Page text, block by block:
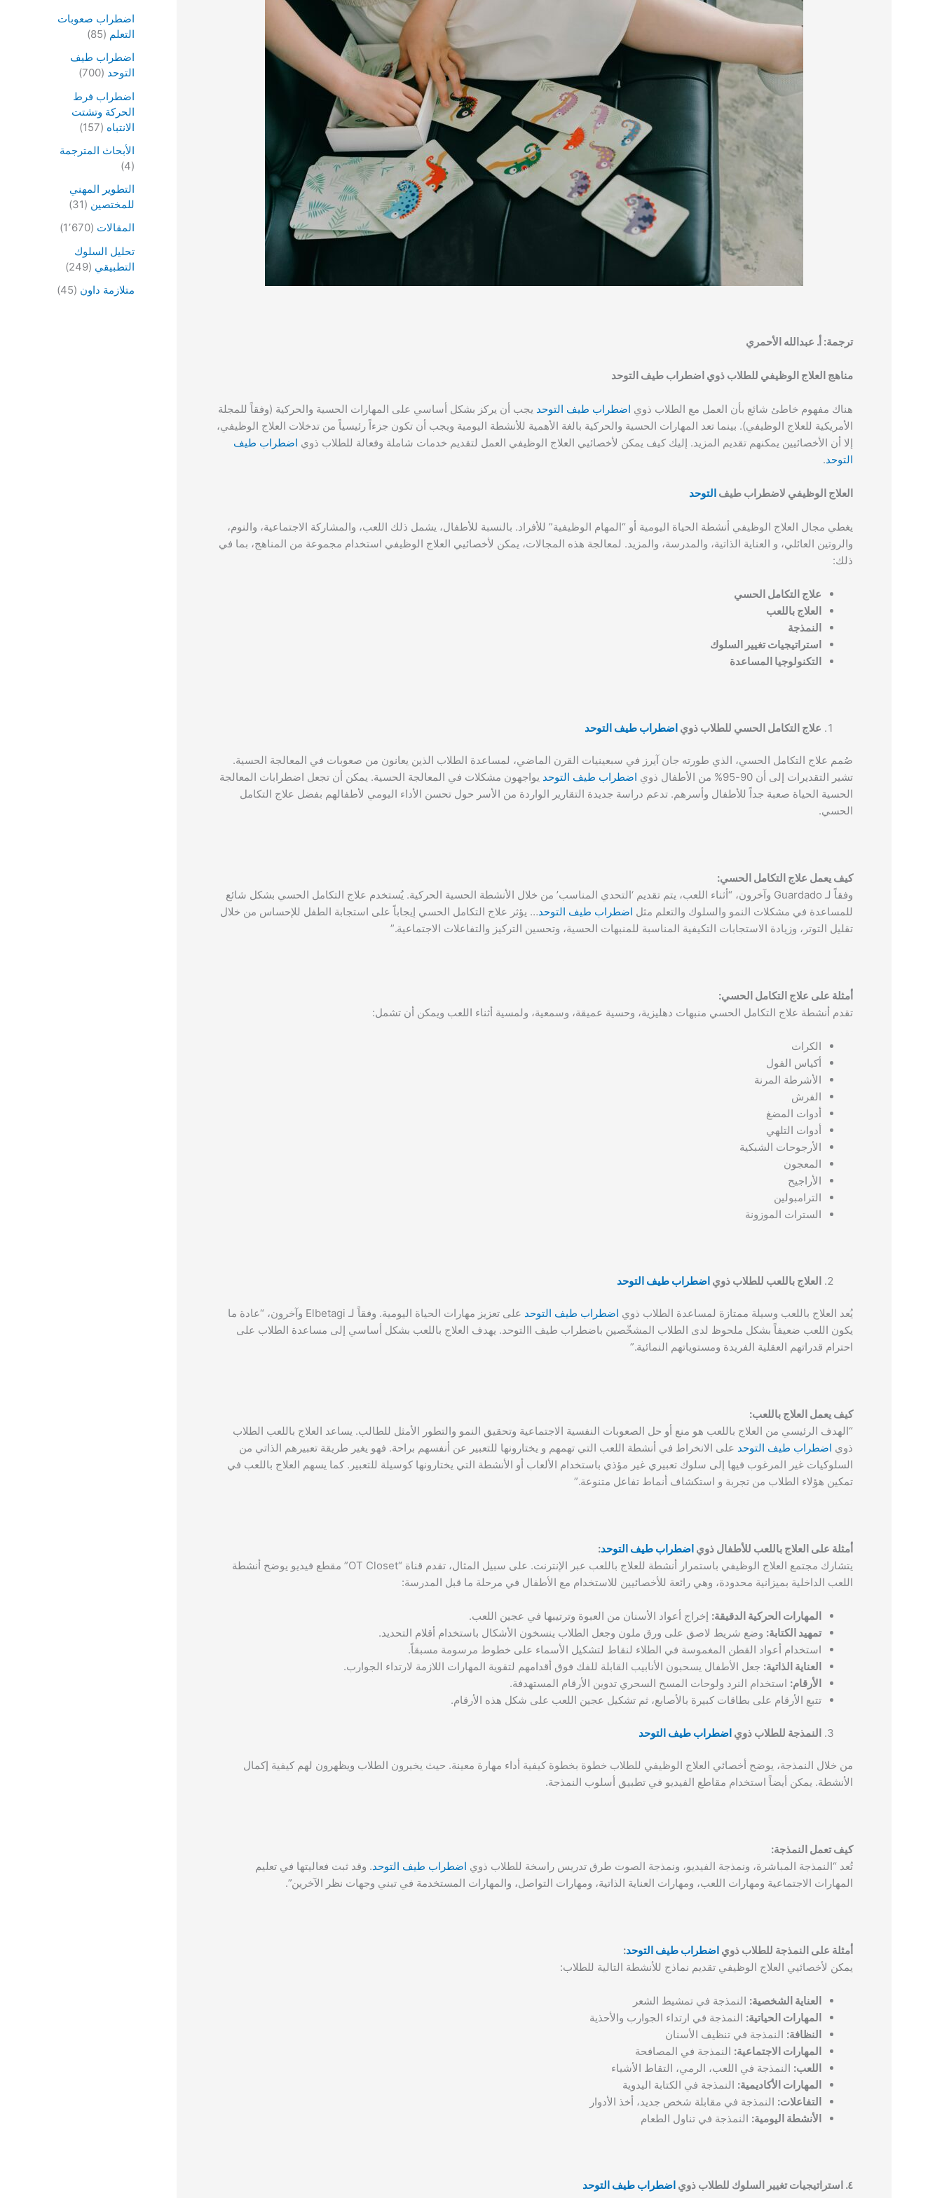
ترجمة: أ. عبدالله الأحمري
مناهج العلاج الوظيفي للطلاب ذوي اضطراب طيف التوحد
هناك مفهوم خاطئ شائع بأن العمل مع الطلاب ذوي اضطراب طيف التوحد يجب أن يركز بشكل أساسي على المهارات الحسية والحركية (وفقاً للمجلة
الأمريكية للعلاج الوظيفي). بينما تعد المهارات الحسية والحركية بالغة الأهمية للأنشطة اليومية ويجب أن تكون جزءاً رئيسياً من تدخلات العلاج الوظيفي،
إلا أن الأخصائيين يمكنهم تقديم المزيد. إليك كيف يمكن لأخصائيي العلاج الوظيفي العمل لتقديم خدمات شاملة وفعالة للطلاب ذوي اضطراب طيف
التوحد.
العلاج الوظيفي لاضطراب طيف التوحد
يغطي مجال العلاج الوظيفي أنشطة الحياة اليومية أو “المهام الوظيفية” للأفراد. بالنسبة للأطفال، يشمل ذلك اللعب، والمشاركة الاجتماعية، والنوم،
والروتين العائلي، و العناية الذاتية، والمدرسة، والمزيد. لمعالجة هذه المجالات، يمكن لأخصائيي العلاج الوظيفي استخدام مجموعة من المناهج، بما في
ذلك:
علاج التكامل الحسي
العلاج باللعب
النمذجة
استراتيجيات تغيير السلوك
التكنولوجيا المساعدة
علاج التكامل الحسي للطلاب ذوي اضطراب طيف التوحد
صُمم علاج التكامل الحسي، الذي طورته جان آيرز في سبعينيات القرن الماضي، لمساعدة الطلاب الذين يعانون من صعوبات في المعالجة الحسية.
تشير التقديرات إلى أن 90-95% من الأطفال ذوي
اضطراب طيف التوحد يواجهون مشكلات في المعالجة الحسية. يمكن أن تجعل اضطرابات المعالجة
الحسية الحياة صعبة جداً للأطفال وأسرهم. تدعم دراسة جديدة التقارير الواردة من الأسر حول تحسن الأداء اليومي لأطفالهم بفضل علاج التكامل
الحسي.
كيف يعمل علاج التكامل الحسي:
وفقاً لـ Guardado وآخرون، “أثناء اللعب، يتم تقديم ‘التحدي المناسب’ من خلال الأنشطة الحسية الحركية. يُستخدم علاج التكامل الحسي بشكل شائع
للمساعدة في مشكلات النمو والسلوك والتعلم مثل اضطراب طيف التوحد… يؤثر علاج التكامل الحسي إيجاباً على استجابة الطفل للإحساس من خلال
تقليل التوتر، وزيادة الاستجابات التكيفية المناسبة للمنبهات الحسية، وتحسين التركيز والتفاعلات الاجتماعية.”
أمثلة على علاج التكامل الحسي:
تقدم أنشطة علاج التكامل الحسي منبهات دهليزية، وحسية عميقة، وسمعية، ولمسية أثناء اللعب ويمكن أن تشمل:
الكرات
أكياس الفول
الأشرطة المرنة
الفرش
أدوات المضغ
أدوات التلهي
الأرجوحات الشبكية
المعجون
الأراجيح
الترامبولين
السترات الموزونة
العلاج باللعب للطلاب ذوي اضطراب طيف التوحد
يُعد العلاج باللعب وسيلة ممتازة لمساعدة الطلاب ذوي اضطراب طيف التوحد
على تعزيز مهارات الحياة اليومية. وفقاً لـ Elbetagi وآخرون، “عادة ما
يكون اللعب ضعيفاً بشكل ملحوظ لدى الطلاب المشخّصين باضطراب طيف االتوحد. يهدف العلاج باللعب بشكل أساسي إلى مساعدة الطلاب على
احترام قدراتهم العقلية الفريدة ومستوياتهم النمائية.”
كيف يعمل العلاج باللعب:
“الهدف الرئيسي من العلاج باللعب هو منع أو حل الصعوبات النفسية الاجتماعية وتحقيق النمو والتطور الأمثل للطالب. يساعد العلاج باللعب الطلاب
ذوي اضطراب طيف التوحد على الانخراط في أنشطة اللعب التي تهمهم و يختارونها للتعبير عن أنفسهم براحة. فهو يغير طريقة تعبيرهم الذاتي من
السلوكيات غير المرغوب فيها إلى سلوك تعبيري غير مؤذي باستخدام الألعاب أو الأنشطة التي يختارونها كوسيلة للتعبير. كما يسهم العلاج باللعب في
تمكين هؤلاء الطلاب من تجربة و استكشاف أنماط تفاعل متنوعة.”
أمثلة على العلاج باللعب للأطفال ذوي اضطراب طيف التوحد:
يتشارك مجتمع العلاج الوظيفي باستمرار أنشطة للعلاج باللعب عبر الإنترنت. على سبيل المثال، تقدم قناة “OT Closet” مقطع فيديو يوضح أنشطة
اللعب الداخلية بميزانية محدودة، وهي رائعة للأخصائيين للاستخدام مع الأطفال في مرحلة ما قبل المدرسة:
المهارات الحركية الدقيقة: إخراج أعواد الأسنان من العبوة وترتيبها في عجين اللعب.
تمهيد الكتابة: وضع شريط لاصق على ورق ملون وجعل الطلاب ينسخون الأشكال باستخدام أقلام التحديد.
استخدام أعواد القطن المغموسة في الطلاء لنقاط لتشكيل الأسماء على خطوط مرسومة مسبقاً.
العناية الذاتية: جعل الأطفال يسحبون الأنابيب القابلة للفك فوق أقدامهم لتقوية المهارات اللازمة لارتداء الجوارب.
الأرقام: استخدام النرد ولوحات المسح السحري تدوين الأرقام المستهدفة.
تتبع الأرقام على بطاقات كبيرة بالأصابع، ثم تشكيل عجين اللعب على شكل هذه الأرقام.
النمذجة للطلاب ذوي اضطراب طيف التوحد
من خلال النمذجة، يوضح أخصائي العلاج الوظيفي للطلاب خطوة بخطوة كيفية أداء مهارة معينة. حيث يخبرون الطلاب ويظهرون لهم كيفية إكمال
الأنشطة. يمكن أيضاً استخدام مقاطع الفيديو في تطبيق أسلوب النمذجة.
كيف تعمل النمذجة:
تُعد “النمذجة المباشرة، ونمذجة الفيديو، ونمذجة الصوت طرق تدريس راسخة للطلاب ذوي اضطراب طيف التوحد. وقد ثبت فعاليتها في تعليم
المهارات الاجتماعية ومهارات اللعب، ومهارات العناية الذاتية، ومهارات التواصل، والمهارات المستخدمة في تبني وجهات نظر الآخرين”.
أمثلة على النمذجة للطلاب ذوي اضطراب طيف التوحد:
يمكن لأخصائيي العلاج الوظيفي تقديم نماذج للأنشطة التالية للطلاب:
العناية الشخصية: النمذجة في تمشيط الشعر
المهارات الحياتية: النمذجة في ارتداء الجوارب والأحذية
النظافة: النمذجة في تنظيف الأسنان
المهارات الاجتماعية: النمذجة في المصافحة
اللعب: النمذجة في اللعب، الرمي، التقاط الأشياء
المهارات الأكاديمية: النمذجة في الكتابة اليدوية
التفاعلات: النمذجة في مقابلة شخص جديد، أخذ الأدوار
الأنشطة اليومية: النمذجة في تناول الطعام
٤. استراتيجيات تغيير السلوك للطلاب ذوي اضطراب طيف التوحد
اضطراب صعوبات
التعلم (85)
اضطراب طيف
التوحد (700)
اضطراب فرط
الحركة وتشتت
الانتباه (157)
الأبحاث المترجمة
(4)
التطوير المهني
للمختصين (31)
المقالات (1٬670)
تحليل السلوك
التطبيقي (249)
متلازمة داون (45)